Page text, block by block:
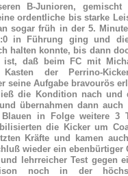
B-Junioren,
ordentliche bis starke
sogar früh in der 5.
in Führung ging und
halten konnte, bis dann
ist, daß beim FC mit
der Perrino-
seine Aufgabe bravourös
die Kondition nach und
übernahmen dann auch
in Folge weitere 3
die Kicker um
Kräfte und kamen
wieder ein ebenbürtiger
lehrreicher Test gegen
noch in der